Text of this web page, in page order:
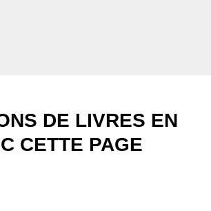
DE LIVRES EN
CETTE PAGE